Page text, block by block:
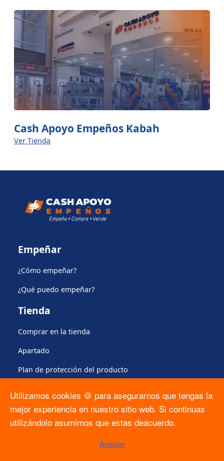
Cash Apoyo Empeños Kabah
Ver Tienda
Empeñar
¿Cómo empeñar?
¿Qué puedo empeñar?
Tienda
Comprar en la tienda
Apartado
Plan de protección del producto
Regulación
Formato Solicitud ARCO
Utilizamos cookies 🍪 para asegurarnos que tengas la
mejor experiencia en nuestro sitio web. Si continuas
utilizándolo asumimos que estas deacuerdo.
Aceptar